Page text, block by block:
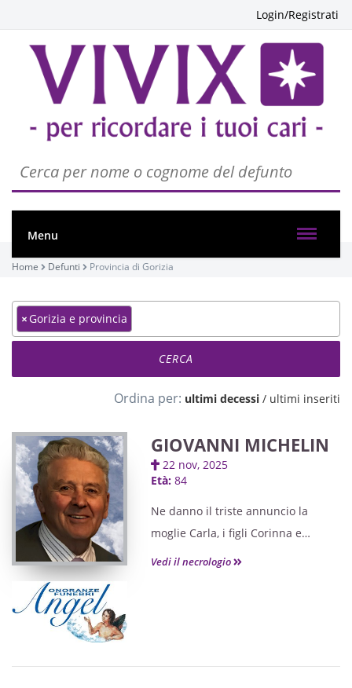
Login/Registrati
Menu
Home Defunti Provincia di Gorizia
×Gorizia e provincia
Ordina per: ultimi decessi / ultimi inseriti
GIOVANNI MICHELIN
22 nov, 2025
Età: 84
Ne danno il triste annuncio la
moglie Carla, i figli Corinna e
Riccardo, i nipoti Giulio e Ginevra
Espositiva dell'ospedale di
Vedi il necrologio